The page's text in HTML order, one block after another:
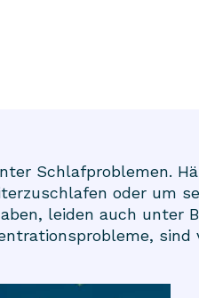
Schlafproblemen.
oder um
leiden auch unter
sind